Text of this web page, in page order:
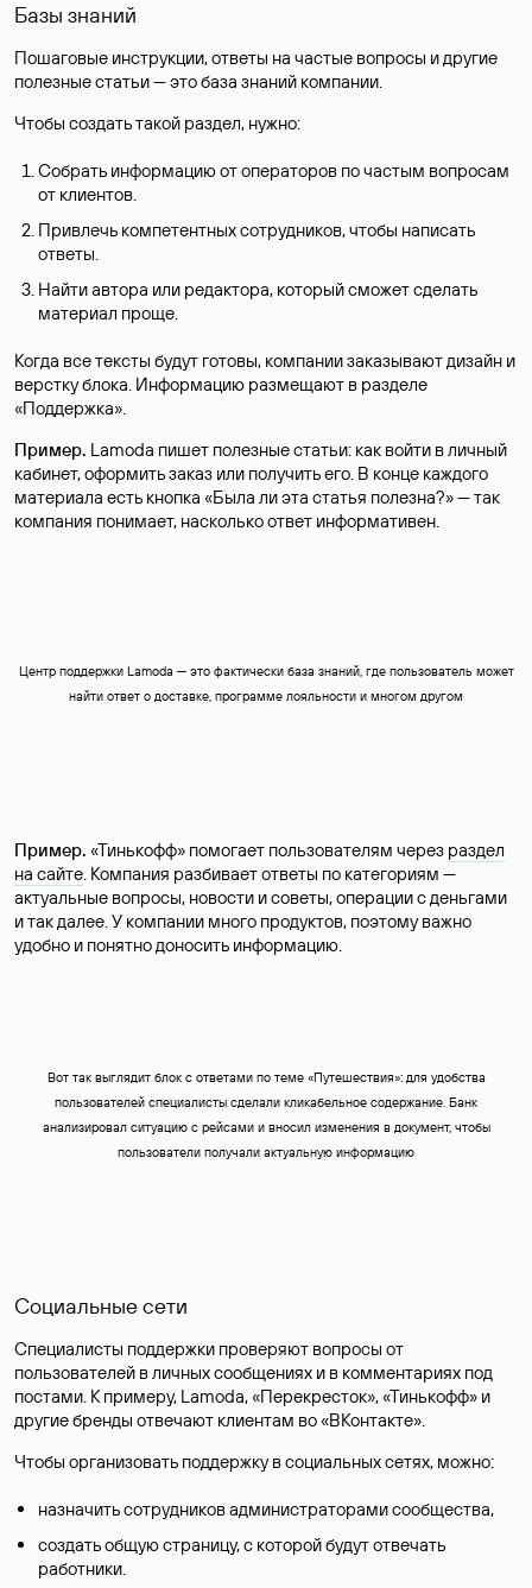
Базы знаний
Пошаговые инструкции, ответы на частые вопросы и другие
полезные статьи — это база знаний компании.
Чтобы создать такой раздел, нужно:
Собрать информацию от операторов по частым вопросам
от клиентов.
Привлечь компетентных сотрудников, чтобы написать
ответы.
Найти автора или редактора, который сможет сделать
материал проще.
Когда все тексты будут готовы, компании заказывают дизайн и
верстку блока. Информацию размещают в разделе
«‎Поддержка». ‎
Пример. Lamoda пишет полезные статьи: как войти в личный
кабинет, оформить заказ или получить его. В конце каждого
материала есть кнопка «Была ли эта статья полезна?» — так
компания понимает, насколько ответ информативен.
Центр поддержки Lamoda — это фактически база знаний, где пользователь может
найти ответ о доставке, программе лояльности и многом другом
Пример. «Тинькофф» помогает пользователям через раздел
на сайте. Компания разбивает ответы по категориям —
актуальные вопросы, новости и советы, операции с деньгами
и так далее. У компании много продуктов, поэтому важно
удобно и понятно доносить информацию.
Вот так выглядит блок с ответами по теме «Путешествия»: для удобства
пользователей специалисты сделали кликабельное содержание. Банк
анализировал ситуацию с рейсами и вносил изменения в документ, чтобы
пользователи получали актуальную информацию
Социальные сети
Специалисты поддержки проверяют вопросы от
пользователей в личных сообщениях и в комментариях под
постами. К примеру, Lamoda, «Перекресток»‎, «Тинькофф» и
другие бренды отвечают клиентам во «ВКонтакте».
Чтобы организовать поддержку в социальных сетях, можно:
назначить сотрудников администраторами сообщества,
создать общую страницу, с которой будут отвечать
работники.